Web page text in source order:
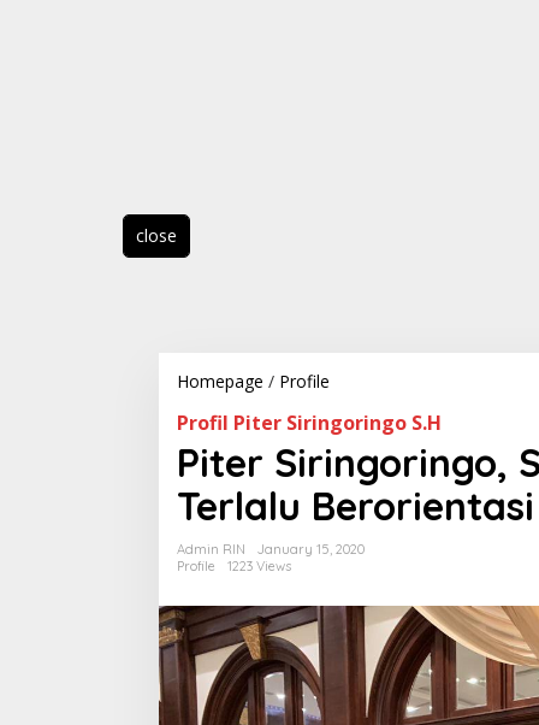
close
Homepage / Profile
t
e
S
i
i
Profil Piter Siringoringo S.H
Piter Siringoringo,
Terlalu
Admin RIN
January 15, 2020
Profile
1223 Views